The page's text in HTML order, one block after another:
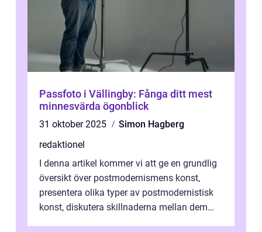
Passfoto i Vällingby: Fånga ditt mest
minnesvärda ögonblick
31 oktober 2025
Simon Hagberg
redaktionel
I denna artikel kommer vi att ge en grundlig
översikt över postmodernismens konst,
presentera olika typer av postmodernistisk
konst, diskutera skillnaderna mellan dem